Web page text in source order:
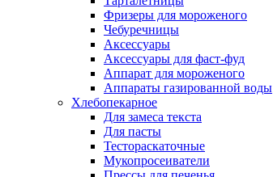
Фризеры для мороженого
Чебуречницы
Аксессуары
Аксессуары для фаст-фуд
Аппарат для мороженого
Аппараты газированной воды
Хлебопекарное
Для замеса текста
Для пасты
Тестораскаточные
Мукопросеиватели